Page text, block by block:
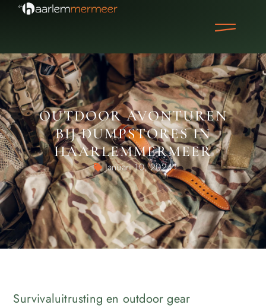
OUTDOOR AVONTUREN
BIJ DUMPSTORES IN
HAARLEMMERMEER
Januari 10, 2024
Survivaluitrusting en outdoor gear